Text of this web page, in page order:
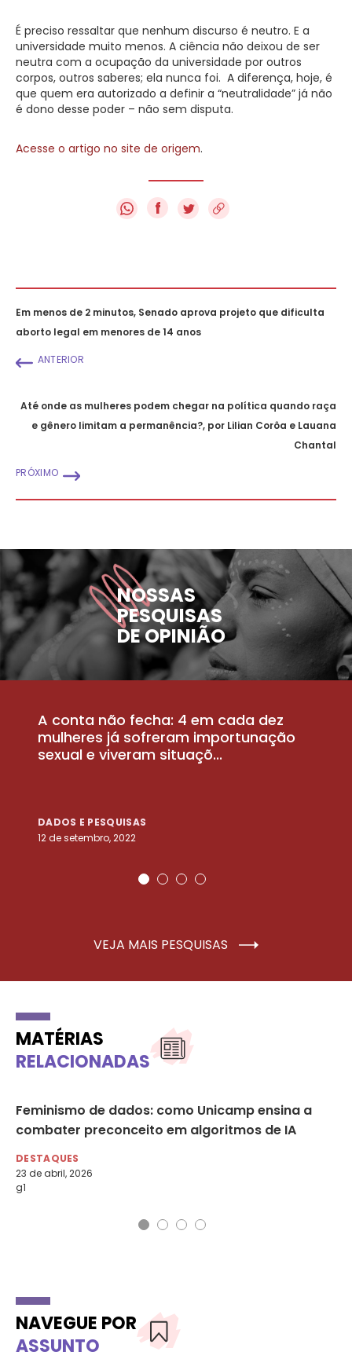
É preciso ressaltar que nenhum discurso é neutro. E a
universidade muito menos. A ciência não deixou de ser
neutra com a ocupação da universidade por outros
corpos, outros saberes; ela nunca foi. A diferença, hoje, é
que quem era autorizado a definir a “neutralidade” já não
é dono desse poder – não sem disputa.
Acesse o artigo no site de origem.
f
Em menos de 2 minutos, Senado aprova projeto que dificulta
aborto legal em menores de 14 anos
ANTERIOR
Até onde as mulheres podem chegar na política quando raça
e gênero limitam a permanência?, por Lilian Corôa e Lauana
Chantal
PRÓXIMO
NOSSAS
PESQUISAS
DE OPINIÃO
A conta não fecha: 4 em cada dez
mulheres já sofreram importunação
sexual e viveram situaçõ...
DADOS E PESQUISAS
12 de setembro, 2022
VEJA MAIS PESQUISAS
MATÉRIAS
RELACIONADAS
Feminismo de dados: como Unicamp ensina a
combater preconceito em algoritmos de IA
DESTAQUES
23 de abril, 2026
g1
NAVEGUE POR
ASSUNTO